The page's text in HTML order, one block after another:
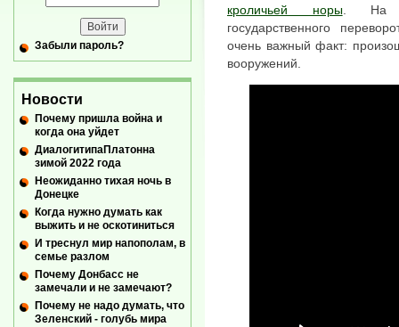
кроличьей норы. На
государственного
очень важный факт:
вооружений.
Забыли пароль?
Новости
Почему пришла война и
когда она уйдет
ДиалогитипаПлатонна
зимой 2022 года
Неожиданно тихая ночь в
Донецке
Когда нужно думать как
выжить и не оскотиниться
И треснул мир напополам, в
семье разлом
Почему Донбасс не
замечали и не замечают?
Почему не надо думать, что
Зеленский - голубь мира